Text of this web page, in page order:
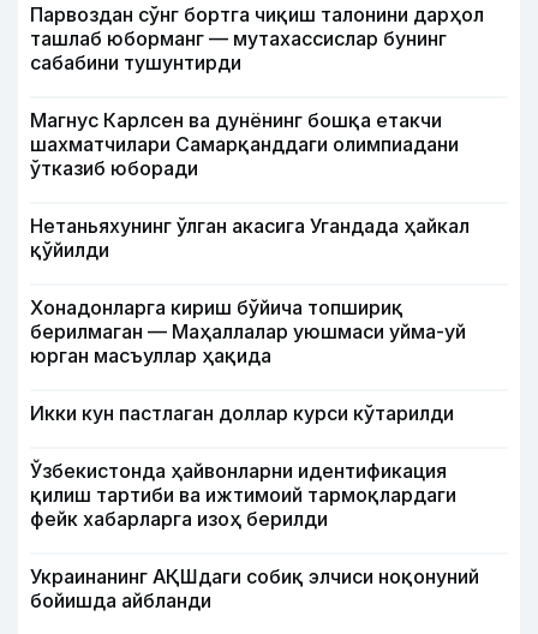
Парвоздан сўнг бортга чиқиш талонини дарҳол
ташлаб юборманг — мутахассислар бунинг
сабабини тушунтирди
Магнус Карлсен ва дунёнинг бошқа етакчи
шахматчилари Самарқанддаги олимпиадани
ўтказиб юборади
Нетаньяхунинг ўлган акасига Угандада ҳайкал
қўйилди
Хонадонларга кириш бўйича топшириқ
берилмаган — Маҳаллалар уюшмаси уйма-уй
юрган масъуллар ҳақида
Икки кун пастлаган доллар курси кўтарилди
Ўзбекистонда ҳайвонларни идентификация
қилиш тартиби ва ижтимоий тармоқлардаги
фейк хабарларга изоҳ берилди
Украинанинг АҚШдаги собиқ элчиси ноқонуний
бойишда айбланди